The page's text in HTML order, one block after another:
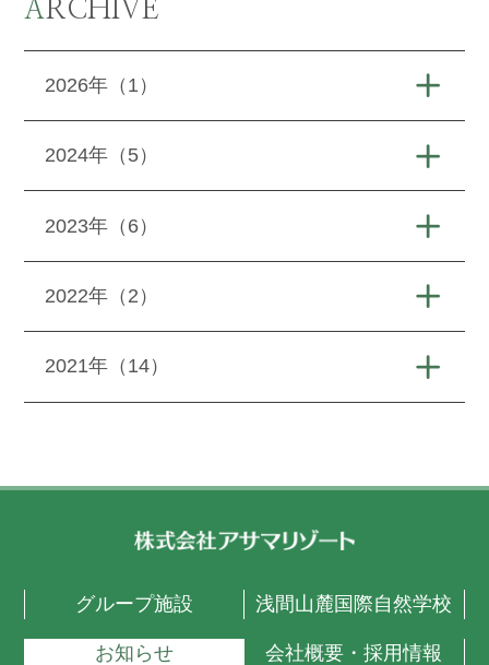
ARCHIVE
2026年（1）
2024年（5）
2023年（6）
2022年（2）
2021年（14）
グループ施設 浅間山麓国際自然学校
お知らせ 会社概要・採用情報